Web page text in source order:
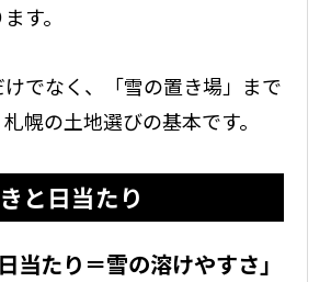
す。
でなく、「雪の置き場」まで
幌の土地選びの基本です。
と日当たり
当たり＝雪の溶けやすさ」